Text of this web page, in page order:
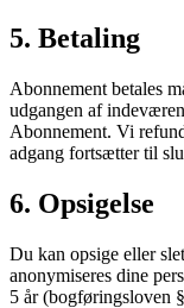
5. Betaling
Abonnement betales
udgangen af
Abonnement. Vi
adgang fortsætter til
6. Opsigelse
Du kan opsige eller
anonymiseres dine
5 år (bogføringsloven